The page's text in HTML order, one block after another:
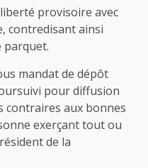
provisoire avec
contredisant ainsi
parquet.
mandat de dépôt
pour diffusion
contraires aux bonnes
exerçant tout ou
de la